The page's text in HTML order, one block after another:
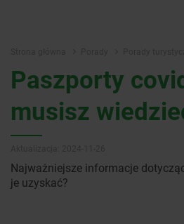
Paszporty
musisz
Najważniejsze informacje
je uzyskać?